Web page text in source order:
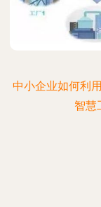
中小企业如何利
智慧